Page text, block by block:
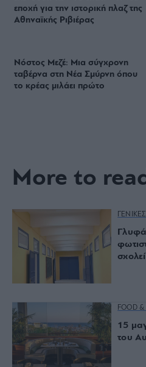
εποχή για την ιστορική πλαζ της
Αθηναϊκής Ριβιέρας
Νόστος Μεζέ: Μια σύγχρονη
ταβέρνα στη Νέα Σμύρνη όπου
το κρέας μιλάει πρώτο
More to
FOOD &
15
του